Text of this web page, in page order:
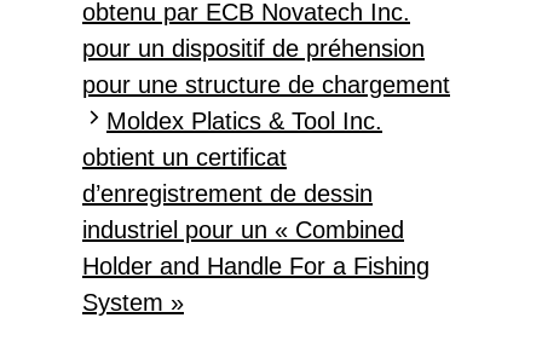
obtenu par ECB Novatech Inc.
pour un dispositif de préhension
pour une structure de chargement
Moldex Platics & Tool Inc.
obtient un certificat
d’enregistrement de dessin
industriel pour un « Combined
Holder and Handle For a Fishing
System »